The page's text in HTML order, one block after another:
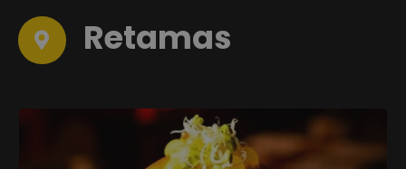
Retamas